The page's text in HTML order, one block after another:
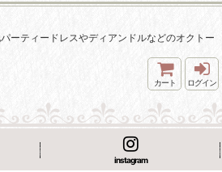
ーティードレスやディアンドルなどのオクトー
カート ログイン
instagram